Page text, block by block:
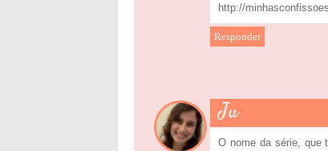
http://
Responder
Ju
O nome da série, que